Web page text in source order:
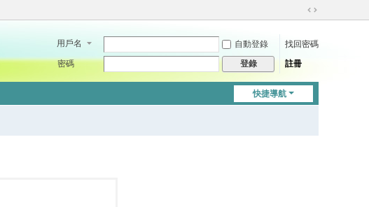
切
到
用戶名 自動登錄
找回密碼
密碼
登錄 註冊
快捷導航